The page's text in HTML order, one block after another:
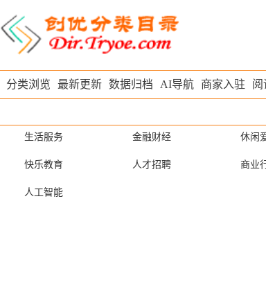
分类浏览 最新更新 数据归档 AI导航 商家入驻 阅
生活服务 金融财经 休闲
快乐教育 人才招聘 商业
人工智能